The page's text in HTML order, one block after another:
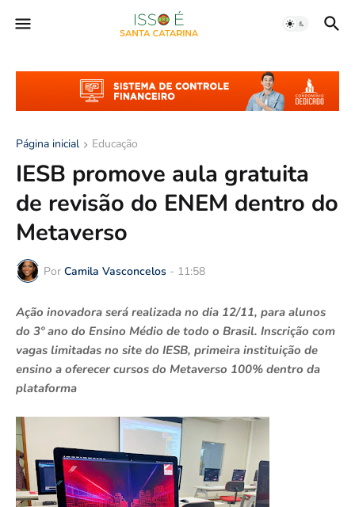
Página inicial Educação
IESB promove aula gratuita
de revisão do ENEM dentro do
Metaverso
Por Camila Vasconcelos - 11:58
Ação inovadora será realizada no dia 12/11, para alunos
do 3º ano do Ensino Médio de todo o Brasil. Inscrição com
vagas limitadas no site do IESB, primeira instituição de
ensino a oferecer cursos do Metaverso 100% dentro da
plataforma